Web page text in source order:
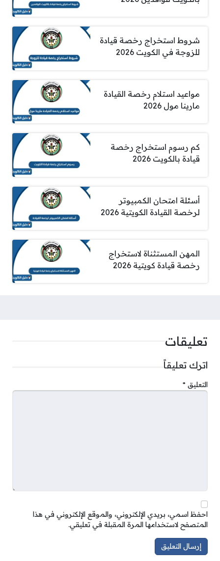
شروط استخراج رخصة قيادة
للزوجة في الكويت 2026
مواعيد استلام رخصة القيادة
مارينا مول 2026
كم رسوم استخراج رخصة
قيادة بالكويت 2026
أسئلة امتحان الكمبيوتر
لرخصة القيادة الكويتية 2026
المهن المستثناة لاستخراج
رخصة قيادة كويتية 2026
تعليقات
اترك تعليقاً
التعليق *
احفظ اسمي، بريدي الإلكتروني، والموقع الإلكتروني في هذا
المتصفح لاستخدامها المرة المقبلة في تعليقي.